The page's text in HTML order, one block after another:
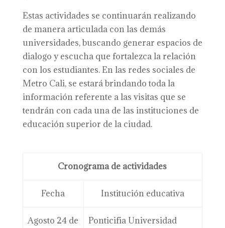
Estas actividades se continuarán realizando
de manera articulada con las demás
universidades, buscando generar espacios de
dialogo y escucha que fortalezca la relación
con los estudiantes. En las redes sociales de
Metro Cali, se estará brindando toda la
información referente a las visitas que se
tendrán con cada una de las instituciones de
educación superior de la ciudad.
Cronograma de actividades
Fecha Institución educativa
Agosto 24 de
Ponticifia Universidad